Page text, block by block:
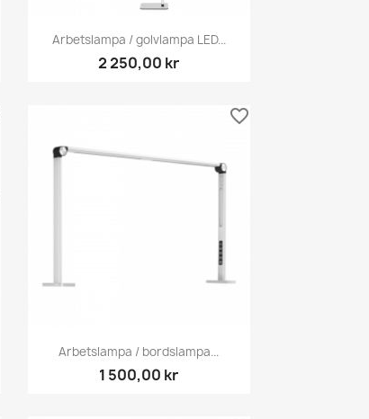
Snabbvy
Arbetslampa / golvlampa LED...
2 250,00 kr
Snabbvy
Arbetslampa / bordslampa...
1 500,00 kr
favorite_border